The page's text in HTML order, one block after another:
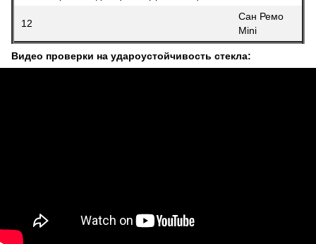
12
Сан Ремо
Mini
Видео проверки на удароустойчивость стекла: